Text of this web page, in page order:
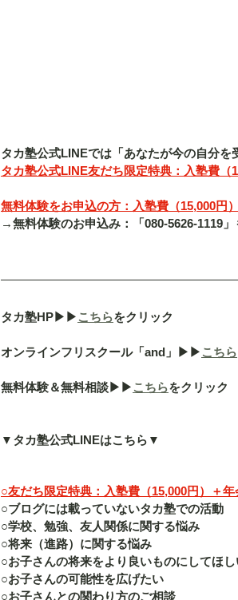
タカ塾公式LINEでは「あなたが今の自分
タカ塾公式LINE友だち限定特典：入塾費（
無料体験をお申込の方：入塾費（15,000円
→無料体験のお申込み：「080-5626-1119
タカ塾HP▶︎▶︎こちらをクリック
オンラインフリスクール「and」▶︎▶︎こちら
無料体験＆無料相談▶︎▶︎こちらをクリック
▼タカ塾公式LINEはこちら▼
○友だち限定特典：入塾費（15,000円）＋年
○ブログには載っていないタカ塾での活動
○学校、勉強、友人関係に関する悩み
○将来（進路）に関する悩み
○お子さんの将来をより良いものにしてほし
○お子さんの可能性を広げたい
○お子さんとの関わり方のご相談